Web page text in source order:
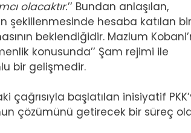
olacaktır.’’ Bundan anlaşılan,
şekillenmesinde hesaba katılan bir
beklendiğidir. Mazlum
konusunda’’ Şam rejimi ile
bir gelişmedir.
çağrısıyla başlatılan inisiyatif
çözümünü getirecek bir süreç